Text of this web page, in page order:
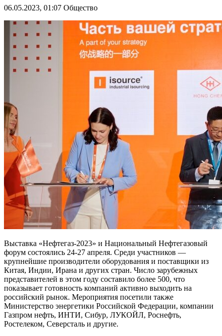
06.05.2023, 01:07 Общество
Выставка «Нефтегаз-2023» и Национальный Нефтегазовый
форум состоялись 24-27 апреля. Среди участников —
крупнейшие производители оборудования и поставщики из
Китая, Индии, Ирана и других стран. Число зарубежных
представителей в этом году составило более 500, что
показывает готовность компаний активно выходить на
российский рынок. Мероприятия посетили также
Министерство энергетики Российской Федерации, компании
Газпром нефть, ИНТИ, Сибур, ЛУКОЙЛ, Роснефть,
Ростелеком, Северсталь и другие.